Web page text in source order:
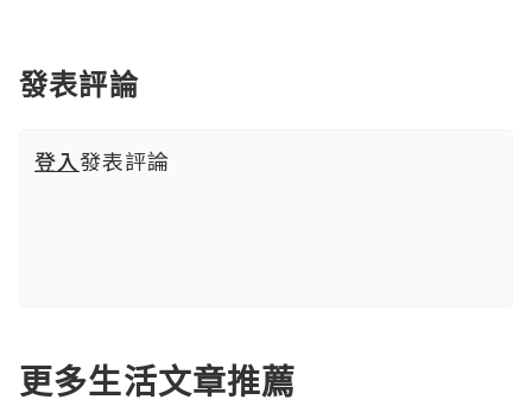
發表評論
登入發表評論
更多生活文章推薦